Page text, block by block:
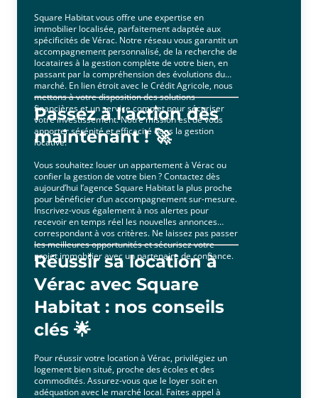
Square Habitat vous offre une expertise en
immobilier localisée, parfaitement adaptée aux
spécificités de Vérac. Notre réseau vous garantit un
accompagnement personnalisé, de la recherche de
locataires à la gestion complète de votre bien, en
passant par la compréhension des évolutions du
marché. En lien étroit avec le Crédit Agricole, nous
mettons à votre disposition des solutions
financières et un service complet pour sécuriser
votre investissement. Notre mission est de vous
apporter sérénité et efficacité dans la gestion
locative.
Passez à l'action dès
maintenant ! 🚀
Vous souhaitez louer un appartement à Vérac ou
confier la gestion de votre bien ? Contactez dès
aujourd’hui l’agence Square Habitat la plus proche
pour bénéficier d’un accompagnement sur-mesure.
Inscrivez-vous également à nos alertes pour
recevoir en temps réel les nouvelles annonces
correspondant à vos critères. Ne laissez pas passer
les meilleures opportunités et sécurisez votre
projet immobilier avec un partenaire de confiance.
Réussir sa location à
Vérac avec Square
Habitat : nos conseils
clés 🌟
Pour réussir votre location à Vérac, privilégiez un
logement bien situé, proche des écoles et des
commodités. Assurez-vous que le loyer soit en
adéquation avec le marché local. Faites appel à